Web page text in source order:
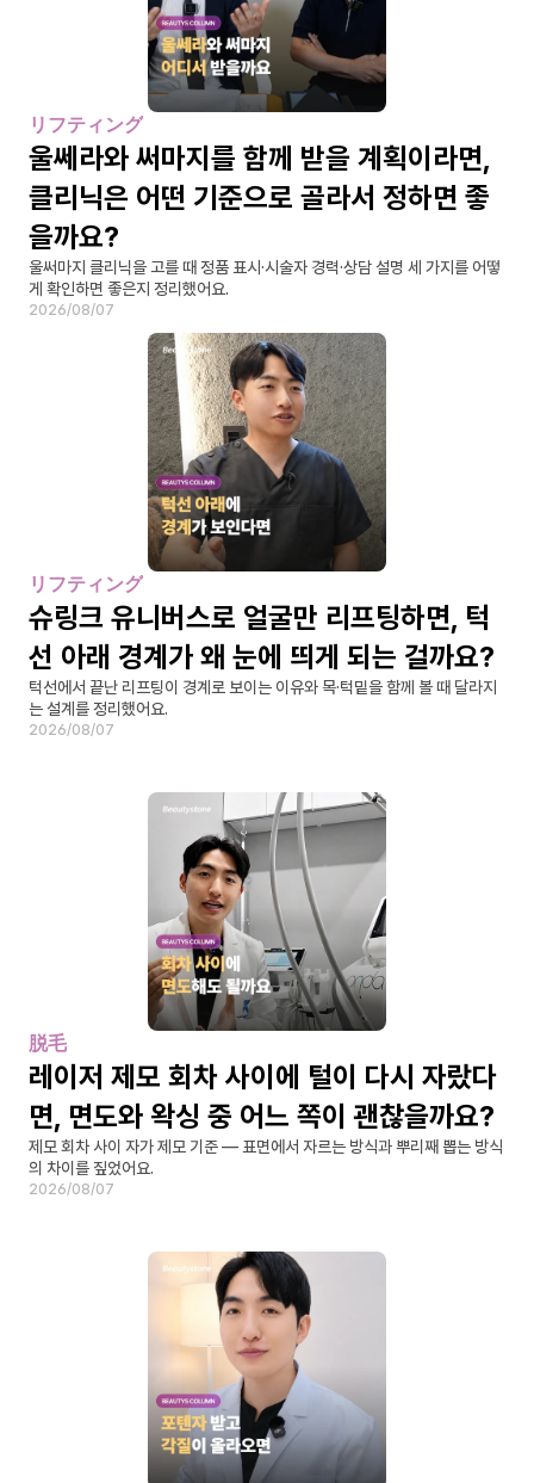
リフティング
울쎄라와 써마지를 함께 받을 계획이라면,
클리닉은 어떤 기준으로 골라서 정하면 좋
을까요?
울써마지 클리닉을 고를 때 정품 표시·시술자 경력·상담 설명 세 가지를 어떻
게 확인하면 좋은지 정리했어요.
2026/08/07
リフティング
슈링크 유니버스로 얼굴만 리프팅하면, 턱
선 아래 경계가 왜 눈에 띄게 되는 걸까요?
턱선에서 끝난 리프팅이 경계로 보이는 이유와 목·턱밑을 함께 볼 때 달라지
는 설계를 정리했어요.
2026/08/07
脱毛
레이저 제모 회차 사이에 털이 다시 자랐다
면, 면도와 왁싱 중 어느 쪽이 괜찮을까요?
제모 회차 사이 자가 제모 기준 — 표면에서 자르는 방식과 뿌리째 뽑는 방식
의 차이를 짚었어요.
2026/08/07